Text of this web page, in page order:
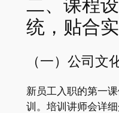
二、课程
统，贴合
（一）公司文
新员工入职的第一
训。培训讲师会详